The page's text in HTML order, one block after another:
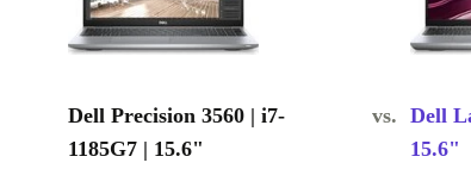
Dell Precision 3560 | i7-
1185G7 | 15.6"
vs. Dell
15.6"